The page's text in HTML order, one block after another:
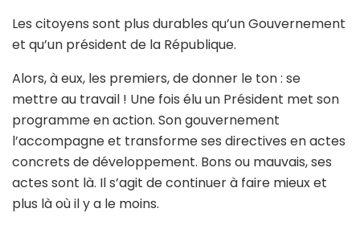
Les citoyens sont plus durables qu’un Gouvernement
et qu’un président de la République.
Alors, à eux, les premiers, de donner le ton : se
mettre au travail ! Une fois élu un Président met son
programme en action. Son gouvernement
l’accompagne et transforme ses directives en actes
concrets de développement. Bons ou mauvais, ses
actes sont là. Il s’agit de continuer à faire mieux et
plus là où il y a le moins.